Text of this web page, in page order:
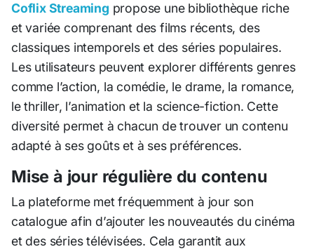
Coflix Streaming propose une bibliothèque riche
et variée comprenant des films récents, des
classiques intemporels et des séries populaires.
Les utilisateurs peuvent explorer différents genres
comme l’action, la comédie, le drame, la romance,
le thriller, l’animation et la science-fiction. Cette
diversité permet à chacun de trouver un contenu
adapté à ses goûts et à ses préférences.
Mise à jour régulière du contenu
La plateforme met fréquemment à jour son
catalogue afin d’ajouter les nouveautés du cinéma
et des séries télévisées. Cela garantit aux